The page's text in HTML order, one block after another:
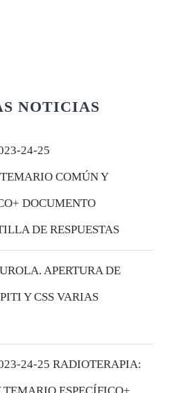
Afiliación
NOTICIAS
24-25
COMÚN Y
DOCUMENTO
DE RESPUESTAS
APERTURA DE
Y CSS VARIAS
24-25 RADIOTERAPIA:
ESPECÍFICO+